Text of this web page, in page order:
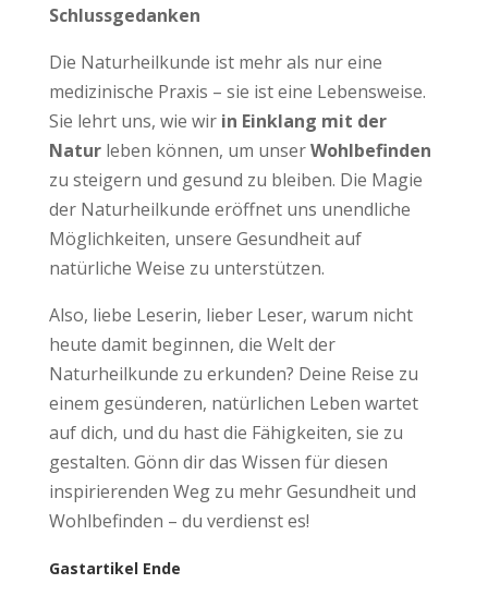
Schlussgedanken
Die Naturheilkunde ist mehr als nur eine
medizinische Praxis – sie ist eine Lebensweise.
Sie lehrt uns, wie wir in Einklang mit der
Naturleben können, um unserWohlbefinden
zu steigern und gesund zu bleiben. Die Magie
der Naturheilkunde eröffnet uns unendliche
Möglichkeiten, unsere Gesundheit auf
natürliche Weise zu unterstützen.
Also, liebe Leserin, lieber Leser, warum nicht
heute damit beginnen, die Welt der
Naturheilkunde zu erkunden? Deine Reise zu
einem gesünderen, natürlichen Leben wartet
auf dich, und du hast die Fähigkeiten, sie zu
gestalten. Gönn dir das Wissen für diesen
inspirierenden Weg zu mehr Gesundheit und
Wohlbefinden – du verdienst es!
Gastartikel Ende